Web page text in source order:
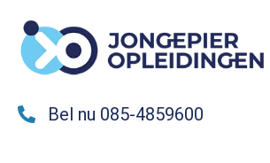
Bel nu 085-4859600